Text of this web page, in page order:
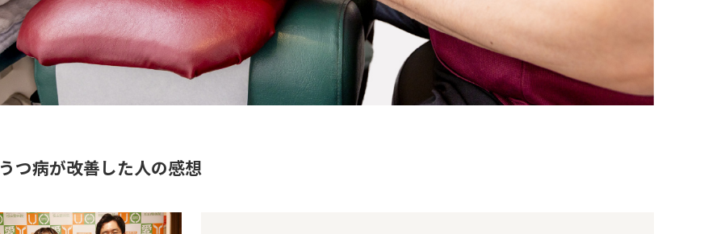
うつ病が改善した人の感想